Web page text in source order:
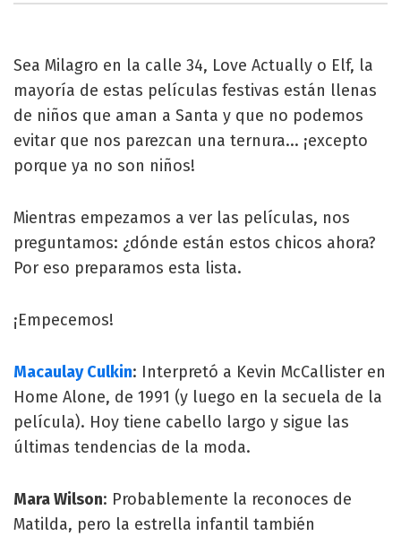
Sea Milagro en la calle 34, Love Actually o Elf, la
mayoría de estas películas festivas están llenas
de niños que aman a Santa y que no podemos
evitar que nos parezcan una ternura... ¡excepto
porque ya no son niños!
Mientras empezamos a ver las películas, nos
preguntamos: ¿dónde están estos chicos ahora?
Por eso preparamos esta lista.
¡Empecemos!
Macaulay Culkin: Interpretó a Kevin McCallister en
Home Alone, de 1991 (y luego en la secuela de la
película). Hoy tiene cabello largo y sigue las
últimas tendencias de la moda.
Mara Wilson: Probablemente la reconoces de
Matilda, pero la estrella infantil también